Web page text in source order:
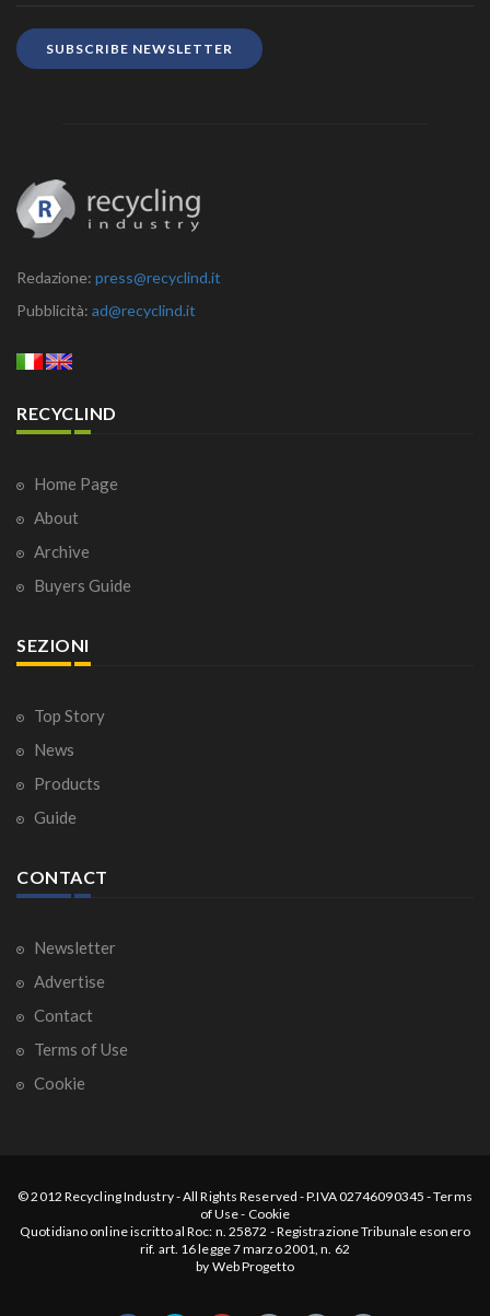
SUBSCRIBE NEWSLETTER
Redazione: press@recyclind.it
Pubblicità: ad@recyclind.it
RECYCLIND
Home Page
About
Archive
Buyers Guide
SEZIONI
Top Story
News
Products
Guide
CONTACT
Newsletter
Advertise
Contact
Terms of Use
Cookie
© 2012 Recycling Industry-All Rights Reserved - P.IVA 02746090345 -Terms
of Use- Cookie
Quotidiano online iscritto al Roc: n. 25872 - Registrazione Tribunale esonero
rif. art. 16 legge 7 marzo 2001, n. 62
by Web Progetto